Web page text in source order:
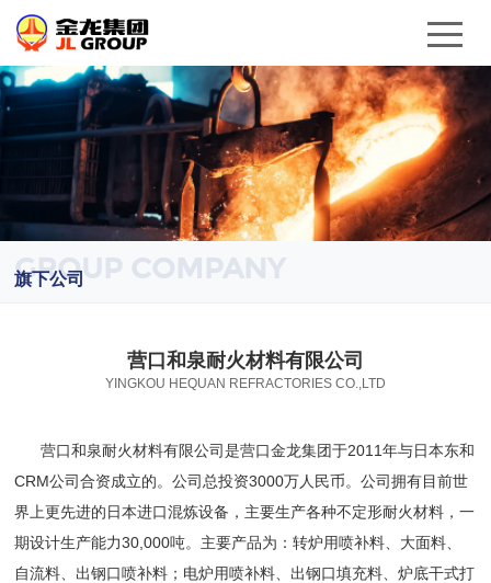
GROUP COMPANY
旗下公司
营口和泉耐火材料有限公司
YINGKOU HEQUAN REFRACTORIES CO.,LTD
营口和泉耐火材料有限公司是营口金龙集团于2011年与日本东和
CRM公司合资成立的。公司总投资3000万人民币。公司拥有目前世
界上更先进的日本进口混炼设备，主要生产各种不定形耐火材料，一
期设计生产能力30,000吨。主要产品为：转炉用喷补料、大面料、
自流料、出钢口喷补料；电炉用喷补料、出钢口填充料、炉底干式打